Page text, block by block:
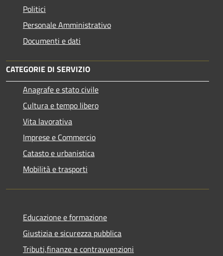
Politici
Personale Amministrativo
Documenti e dati
CATEGORIE DI SERVIZIO
Anagrafe e stato civile
Cultura e tempo libero
Vita lavorativa
Imprese e Commercio
Catasto e urbanistica
Mobilità e trasporti
Educazione e formazione
Giustizia e sicurezza pubblica
Tributi,finanze e contravvenzioni